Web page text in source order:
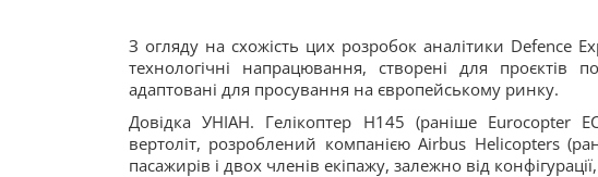
З огляду на схожість цих розробок аналітики Defence
технологічні напрацювання, створені для
адаптовані для просування на європейському ринку.
Довідка УНІАН. Гелікоптер H145 (раніше Eurocopter
вертоліт, розроблений компанією Airbus Helicopters
пасажирів і двох членів екіпажу, залежно від